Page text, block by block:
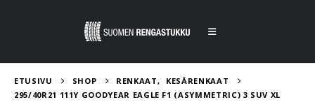
ETUSIVU SHOP RENKAAT,
KESÄRENKAAT
295/40R21 111Y GOODYEAR EAGLE F1 (ASYMMETRIC) 3 SUV XL